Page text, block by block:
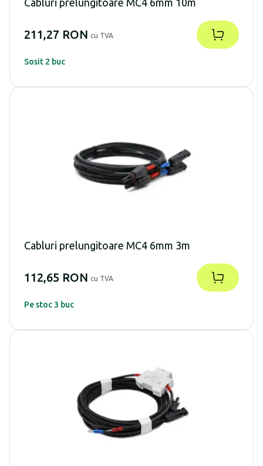
Cabluri prelungitoare MC4 6mm 10m
211,27 RON cu TVA
Sosit 2 buc
Cabluri prelungitoare MC4 6mm 3m
112,65 RON cu TVA
Pe stoc 3 buc